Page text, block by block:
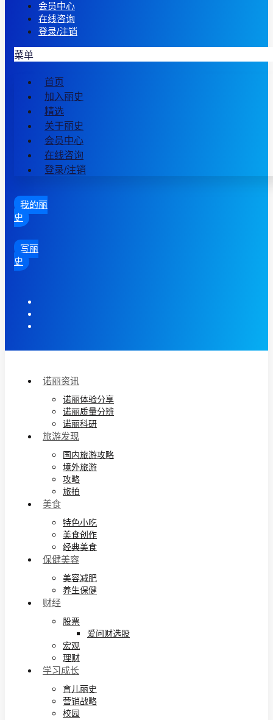
会员中心
在线咨询
登录/注销
菜单
首页
加入丽史
精选
关于丽史
会员中心
在线咨询
登录/注销
我的丽
史
写丽
史
诺丽资讯
诺丽体验分享
诺丽质量分辨
诺丽科研
旅游发现
国内旅游攻略
境外旅游
攻略
旅拍
美食
特色小吃
美食创作
经典美食
保健美容
美容减肥
养生保健
财经
股票
爱问财选股
宏观
理财
学习成长
育儿丽史
营销战略
校园